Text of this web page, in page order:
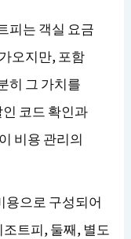
피는 객실 요금
오지만, 포함
히 그 가치를
코드 확인과
비용 관리의
용으로 구성되어
조트피, 둘째, 별도